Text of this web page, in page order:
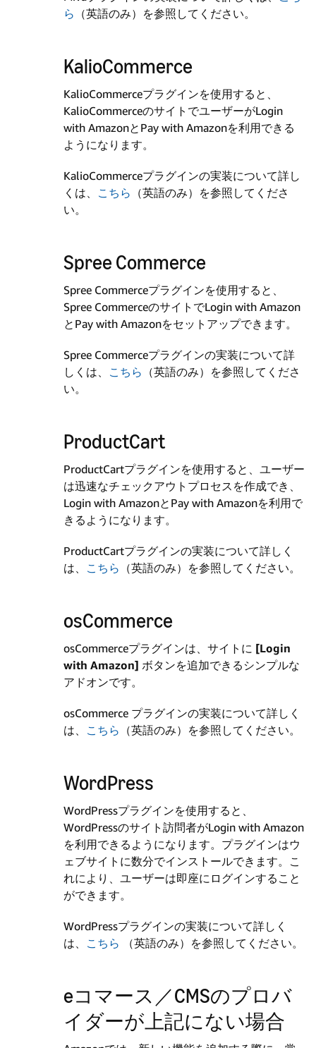
ら （英語のみ）を参照してください。
KalioCommerce
KalioCommerceプラグインを使用すると、
KalioCommerceのサイトでユーザーがLogin
with AmazonとPay with Amazonを利用できる
ようになります。
KalioCommerceプラグインの実装について詳し
くは、 こちら （英語のみ）を参照してくださ
い。
Spree Commerce
Spree Commerceプラグインを使用すると、
Spree CommerceのサイトでLogin with Amazon
とPay with Amazonをセットアップできます。
Spree Commerceプラグインの実装について詳
しくは、 こちら （英語のみ）を参照してくださ
い。
ProductCart
ProductCartプラグインを使用すると、ユーザー
は迅速なチェックアウトプロセスを作成でき、
Login with AmazonとPay with Amazonを利用で
きるようになります。
ProductCartプラグインの実装について詳しく
は、 こちら （英語のみ）を参照してください。
osCommerce
osCommerceプラグインは、サイトに [Login
with Amazon] ボタンを追加できるシンプルな
アドオンです。
osCommerce プラグインの実装について詳しく
は、 こちら （英語のみ）を参照してください。
WordPress
WordPressプラグインを使用すると、
WordPressのサイト訪問者がLogin with Amazon
を利用できるようになります。プラグインはウ
ェブサイトに数分でインストールできます。こ
れにより、ユーザーは即座にログインすること
ができます。
WordPressプラグインの実装について詳しく
は、 こちら （英語のみ）を参照してください。
eコマース／CMSのプロバ
イダーが上記にない場合